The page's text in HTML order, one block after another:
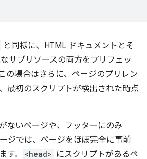
と同様に、HTML ドキュメントとそ
サブリソースの両方をプリフェッ
の場合はさらに、ページのプリレン
最初のスクリプトが検出された時点
ないページや、フッターにのみ
ジでは、ページをほぼ完全に事前
す。
<head> にスクリプトがあるペ